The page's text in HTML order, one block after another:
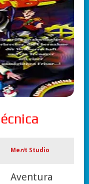
Merit Studio
Aventura